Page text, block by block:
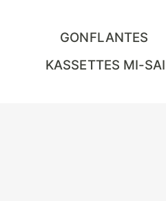
GONFLANTES
KASSETTES MI-